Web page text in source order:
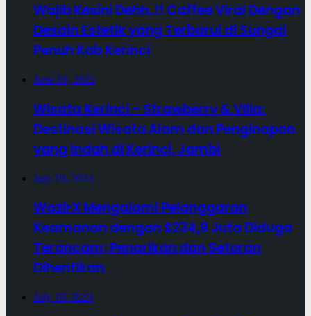
Wajib Kesini Dehh..!! Caffee Viral Dengan
Desain Estetik yang Terbarui di Sungai
Penuh Kab Kerinci
June 10, 2025
Wisata Kerinci – Strawberry & Villa:
Destinasi Wisata Alam dan Penginapan
yang Indah di Kerinci, Jambi
July 19, 2024
WazirX Mengalami Pelanggaran
Keamanan dengan $234,9 Juta Diduga
Terancam; Penarikan dan Setoran
Dihentikan
July 19, 2024